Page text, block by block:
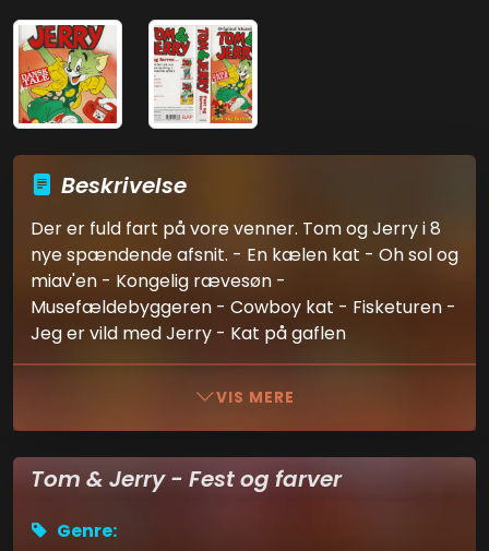
Beskrivelse
Der er fuld fart på vore venner. Tom og Jerry i 8
nye spændende afsnit. - En kælen kat - Oh sol og
miav'en - Kongelig rævesøn -
Musefældebyggeren - Cowboy kat - Fisketuren -
Jeg er vild med Jerry - Kat på gaflen
VIS MERE
Tom & Jerry - Fest og farver
Genre: